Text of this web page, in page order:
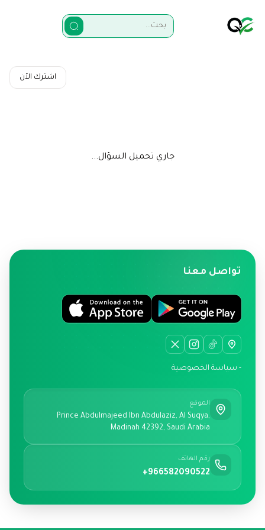
اشترك الآن
جاري تحميل السؤال...
تواصل معنا
- سياسة الخصوصية
الموقع
Prince Abdulmajeed Ibn Abdulaziz, Al Suqya,
Madinah 42392, Saudi Arabia
رقم الهاتف
+966582090522